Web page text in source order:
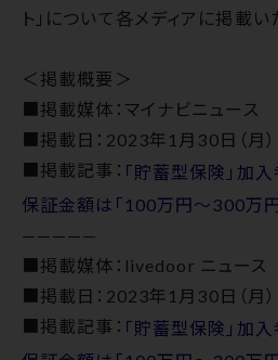
ト」について各メディアに掲載い
＜掲載概要＞
■掲載媒体：マイナビニュース
■掲載日：2023年1月30日（月）
■掲載記事： 「貯蓄型保険」加
保証金額は「100万円～300万
—————
■掲載媒体：livedoor ニュース
■掲載日：2023年1月30日（月）
■掲載記事： 「貯蓄型保険」加